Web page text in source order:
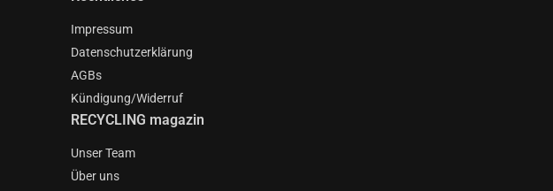
Impressum
Datenschutzerklärung
AGBs
Kündigung/Widerruf
RECYCLING magazin
Unser Team
Über uns